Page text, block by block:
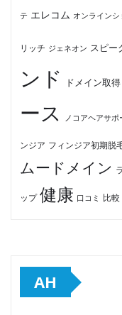
テ エレコム オンライン
リッチ ジェネオン スピー
ンド
ドメイン取得
ース
ノコアヘアサ
ンジア フィンジア初期脱
ムードメイン
ップ 健康 口コミ 比較
AH